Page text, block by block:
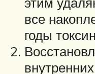
все
годы